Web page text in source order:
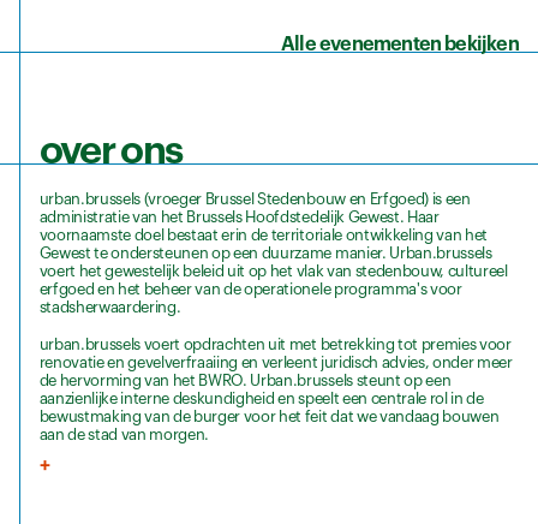
Alle evenementen bekijken
over ons
urban.brussels (vroeger Brussel Stedenbouw en Erfgoed) is een
administratie van het Brussels Hoofdstedelijk Gewest. Haar
voornaamste doel bestaat erin de territoriale ontwikkeling van het
Gewest te ondersteunen op een duurzame manier. Urban.brussels
voert het gewestelijk beleid uit op het vlak van stedenbouw, cultureel
erfgoed en het beheer van de operationele programma's voor
stadsherwaardering.
urban.brussels voert opdrachten uit met betrekking tot premies voor
renovatie en gevelverfraaiing en verleent juridisch advies, onder meer
de hervorming van het BWRO. Urban.brussels steunt op een
aanzienlijke interne deskundigheid en speelt een centrale rol in de
bewustmaking van de burger voor het feit dat we vandaag bouwen
aan de stad van morgen.
+